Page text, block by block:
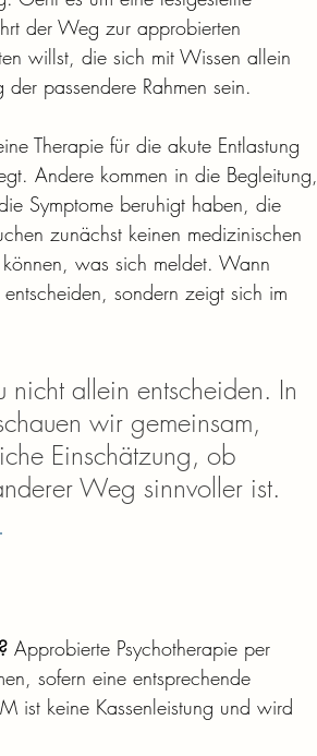
der Weg zur approbierten
willst, die sich mit Wissen allein
passendere Rahmen sein.
Therapie für die akute Entlastung
Andere kommen in die Begleitung,
Symptome beruhigt haben, die
zunächst keinen medizinischen
was sich meldet. Wann
sondern zeigt sich im
allein entscheiden. In
wir gemeinsam,
Einschätzung, ob
Weg sinnvoller ist.
Approbierte Psychotherapie per
sofern eine entsprechende
ist keine Kassenleistung und wird